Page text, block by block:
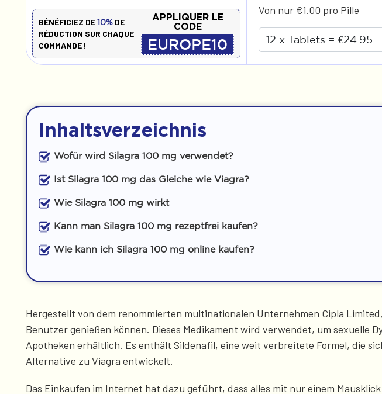
BÉNÉFICIEZ DE10% DE
RÉDUCTION SUR CHAQUE
COMMANDE !
APPLIQUER LE
CODE
EUROPE10
Von nur €1.00 pro Pille
Inhaltsverzeichnis
Wofür wird Silagra 100 mg verwendet?
Ist Silagra 100 mg das Gleiche wie Viagra?
Wie Silagra 100 mg wirkt
Kann man Silagra 100 mg rezeptfrei kaufen?
Wie kann ich Silagra 100 mg online kaufen?
Hergestellt von dem renommierten multinationalen Unternehmen Cipla
Benutzer genießen können. Dieses Medikament wird verwendet, um
Apotheken erhältlich. Es enthält Sildenafil, eine weit verbreitete Formel, die
Alternative zu Viagra entwickelt.
Das Einkaufen im Internet hat dazu geführt, dass alles mit nur einem